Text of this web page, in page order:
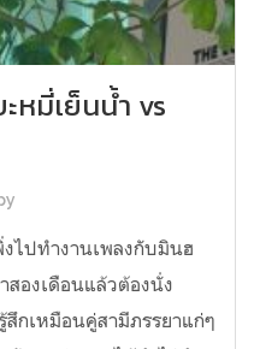
หมี่เย็นน้ำ vs
ไปทำงานเพลงกับมินฮ
สองเดือนแล้วต้องนั่ง
กเหมือนคู่สามีภรรยาแก่ๆ